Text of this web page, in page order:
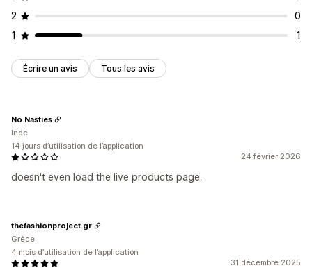
2
0
1
1
Écrire un avis Tous les avis
24 février 2026
doesn't even load the live products page.
No Nasties
Inde
14 jours d’utilisation de l’application
31 décembre 2025
thefashionproject.gr
Grèce
4 mois d’utilisation de l’application